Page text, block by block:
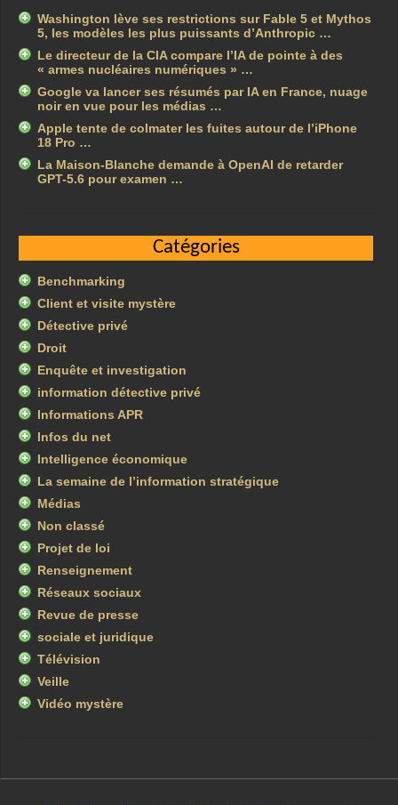
Washington lève ses restrictions sur Fable 5 et Mythos
5, les modèles les plus puissants d’Anthropic …
Le directeur de la CIA compare l’IA de pointe à des
« armes nucléaires numériques » …
Google va lancer ses résumés par IA en France, nuage
noir en vue pour les médias …
Apple tente de colmater les fuites autour de l’iPhone
18 Pro …
La Maison-Blanche demande à OpenAI de retarder
GPT-5.6 pour examen …
Catégories
Benchmarking
Client et visite mystère
Détective privé
Droit
Enquête et investigation
information détective privé
Informations APR
Infos du net
Intelligence économique
La semaine de l’information stratégique
Médias
Non classé
Projet de loi
Renseignement
Réseaux sociaux
Revue de presse
sociale et juridique
Télévision
Veille
Vidéo mystère